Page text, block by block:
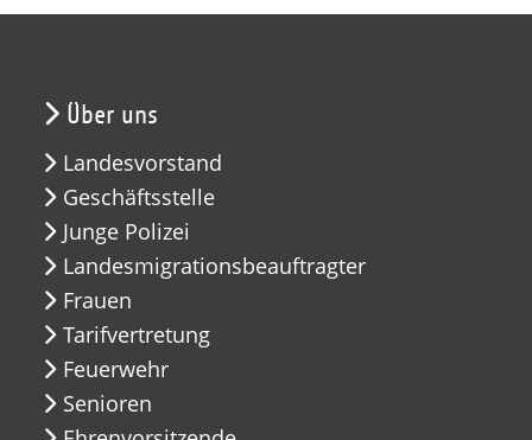
Über uns
Landesvorstand
Geschäftsstelle
Junge Polizei
Landesmigrationsbeauftragter
Frauen
Tarifvertretung
Feuerwehr
Senioren